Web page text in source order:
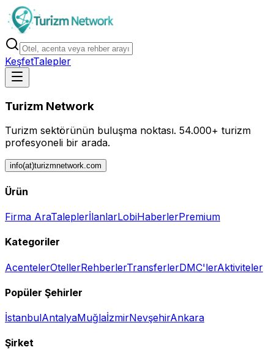
KeşfetTalepler
Turizm Network
Turizm sektörünün buluşma noktası. 54.000+ turizm
profesyoneli bir arada.
info(at)turizmnetwork.com
Ürün
Firma AraTaleplerİlanlarLobiHaberlerPremium
Kategoriler
AcentelerOtellerRehberlerTransferlerDMC'lerAktiviteler
Popüler Şehirler
İstanbulAntalyaMuğlaİzmirNevşehirAnkara
Şirket